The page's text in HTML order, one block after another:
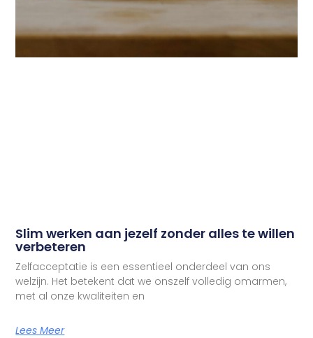
Slim werken aan jezelf zonder alles te willen
verbeteren
Zelfacceptatie is een essentieel onderdeel van ons
welzijn. Het betekent dat we onszelf volledig omarmen,
met al onze kwaliteiten en
Lees Meer